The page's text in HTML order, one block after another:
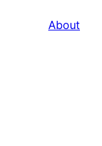
About